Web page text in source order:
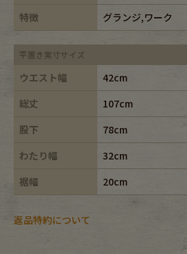
特徴
グランジ,ワーク
平置き実寸サイズ
ウエスト幅
42cm
総丈
107cm
股下
78cm
わたり幅
32cm
裾幅
20cm
返品特約について